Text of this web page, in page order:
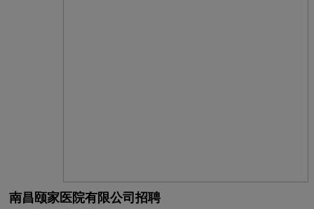
南昌颐家医院有限公司招聘